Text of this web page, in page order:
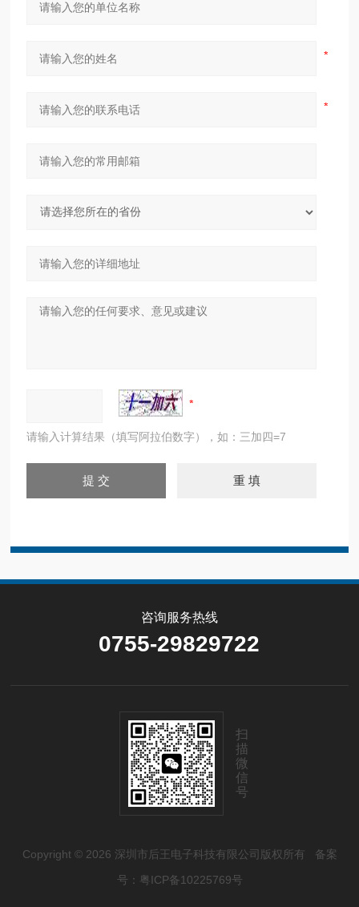
请输入计算结果（填写阿拉伯数字），如：三加四=7
咨询服务热线
0755-29829722
扫
描
微
信
号
Copyright © 2026 深圳市后王电子科技有限公司版权所有 备案
号：粤ICP备10225769号